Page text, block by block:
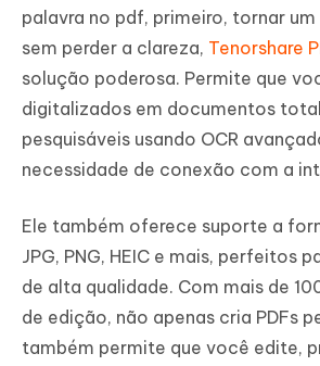
palavra no pdf, primeiro, tornar um
sem perder a clareza, Tenorshare
solução poderosa. Permite que
digitalizados em documentos
pesquisáveis usando OCR
necessidade de conexão com a
Ele também oferece suporte a
JPG, PNG, HEIC e mais, perfeitos
de alta qualidade. Com mais de
de edição, não apenas cria PDFs
também permite que você edite,